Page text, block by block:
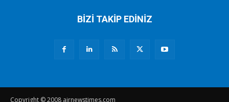
BİZİ TAKİP EDİNİZ
Copyright © 2008 airnewstimes.com